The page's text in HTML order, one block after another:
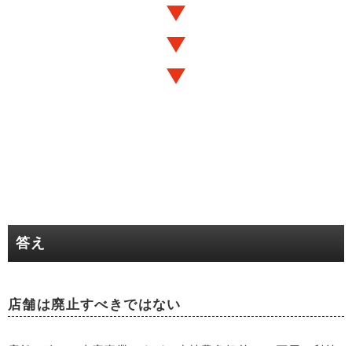
答え
店舗は廃止すべきではない